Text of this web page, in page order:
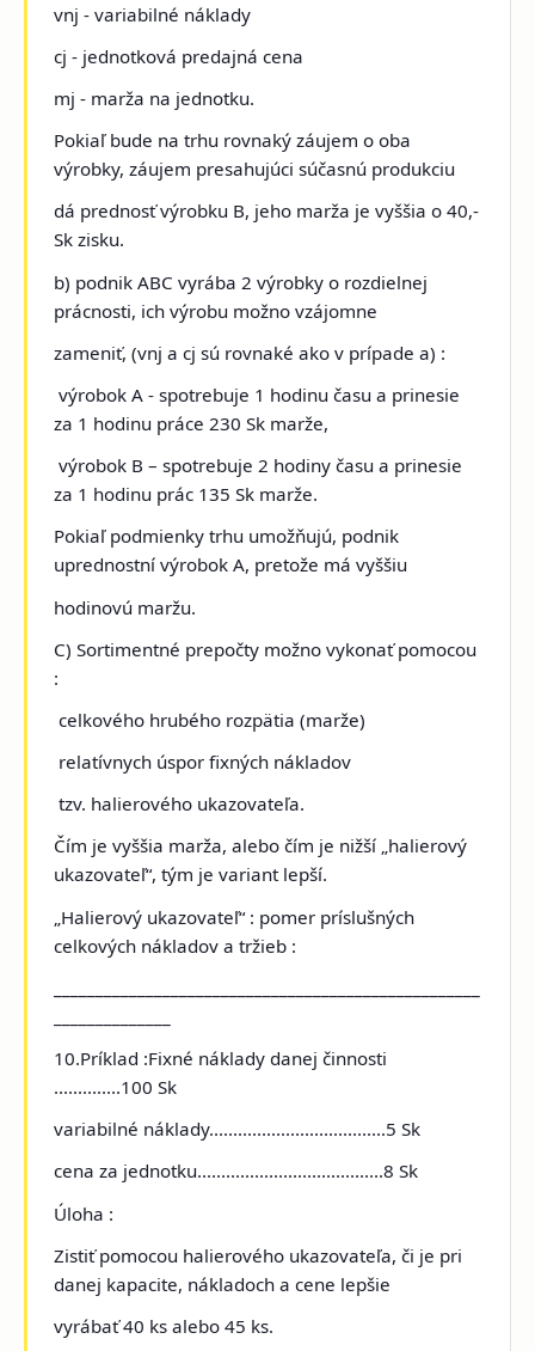
vnj - variabilné náklady
cj - jednotková predajná cena
mj - marža na jednotku.
Pokiaľ bude na trhu rovnaký záujem o oba
výrobky, záujem presahujúci súčasnú produkciu
dá prednosť výrobku B, jeho marža je vyššia o 40,-
Sk zisku.
b) podnik ABC vyrába 2 výrobky o rozdielnej
prácnosti, ich výrobu možno vzájomne
zameniť, (vnj a cj sú rovnaké ako v prípade a) :
výrobok A - spotrebuje 1 hodinu času a prinesie
za 1 hodinu práce 230 Sk marže,
výrobok B – spotrebuje 2 hodiny času a prinesie
za 1 hodinu prác 135 Sk marže.
Pokiaľ podmienky trhu umožňujú, podnik
uprednostní výrobok A, pretože má vyššiu
hodinovú maržu.
C) Sortimentné prepočty možno vykonať pomocou
:
celkového hrubého rozpätia (marže)
relatívnych úspor fixných nákladov
tzv. halierového ukazovateľa.
Čím je vyššia marža, alebo čím je nižší „halierový
ukazovateľ“, tým je variant lepší.
„Halierový ukazovateľ“ : pomer príslušných
celkových nákladov a tržieb :
10.Príklad :Fixné náklady danej činnosti
..............100 Sk
variabilné náklady.....................................5 Sk
cena za jednotku.......................................8 Sk
Úloha :
Zistiť pomocou halierového ukazovateľa, či je pri
danej kapacite, nákladoch a cene lepšie
vyrábať 40 ks alebo 45 ks.